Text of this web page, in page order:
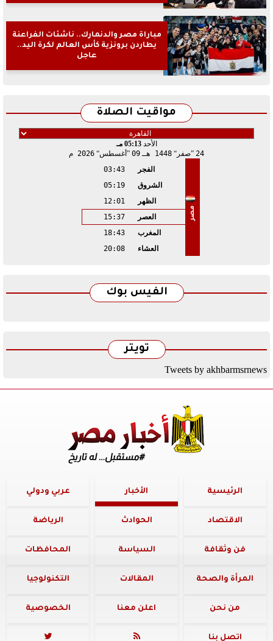
مباراة مصر والدنمارك.. ناشئات الفراعنة
يطاردن برونزية كأس العالم لكرة اليد..
عاجل
مواقيت الصلاة
الأحد05:13 مـ
24 صفر 1448 هـ 09 أغسطس 2026 م
مصر
الفجر
03:43
الشروق
05:19
الظهر
12:01
العصر
15:37
المغرب
18:43
العشاء
20:08
الفيس بوك
تويتر
Tweets by akhbarmsrnews
الرئيسية الأخبار عربي ودولي
الاقتصاد الحوادث الرياضة
فن وثقافة السياسة المحافظات
المرأة والصحة المقالات التكنولوجيا
من نحن اعلن معنا الخصوصية
اتصل بنا 
